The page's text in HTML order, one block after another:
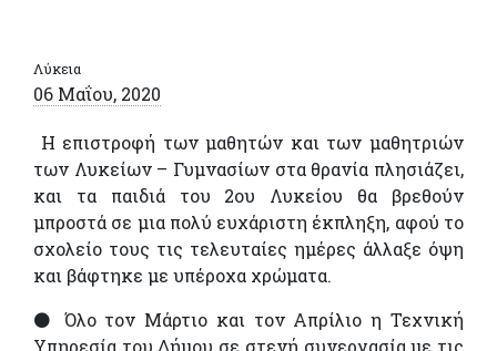
Λύκεια
06 Μαΐου, 2020
Η επιστροφή των μαθητών και των μαθητριών
των Λυκείων – Γυμνασίων στα θρανία πλησιάζει,
και τα παιδιά του 2ου Λυκείου θα βρεθούν
μπροστά σε μια πολύ ευχάριστη έκπληξη, αφού το
σχολείο τους τις τελευταίες ημέρες άλλαξε όψη
και βάφτηκε με υπέροχα χρώματα.
⚫️
Όλο τον Μάρτιο και τον Απρίλιο η Τεχνική
Υπηρεσία του Δήμου σε στενή συνεργασία με τις